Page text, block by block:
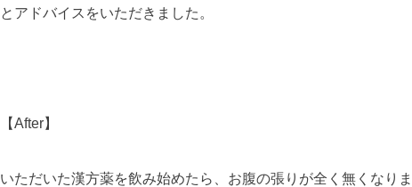
とアドバイスをいただきました。
【After】
いただいた漢方薬を飲み始めたら、お腹の張りが全く無くなりま